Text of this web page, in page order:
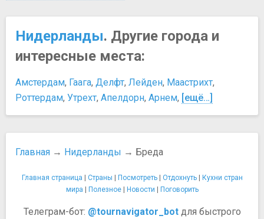
Нидерланды. Другие города и
интересные места:
Амстердам, Гаага, Делфт, Лейден, Маастрихт,
Роттердам, Утрехт, Апелдорн, Арнем, [ещё…]
Главная → Нидерланды → Бреда
Главная страница | Страны | Посмотреть| Отдохнуть| Кухни стран
мира | Полезное| Новости | Поговорить
Телеграм-бот: @tournavigator_botдля быстрого